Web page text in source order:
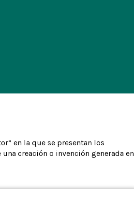
en la que se presentan los
creación o invención generada en